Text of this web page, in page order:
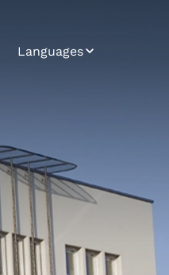
Languages
Croatian
Czech
English
German